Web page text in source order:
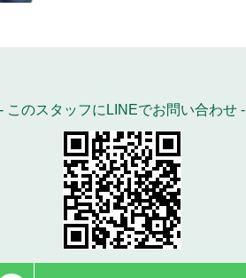
- このスタッフにLINEでお問い合わせ -